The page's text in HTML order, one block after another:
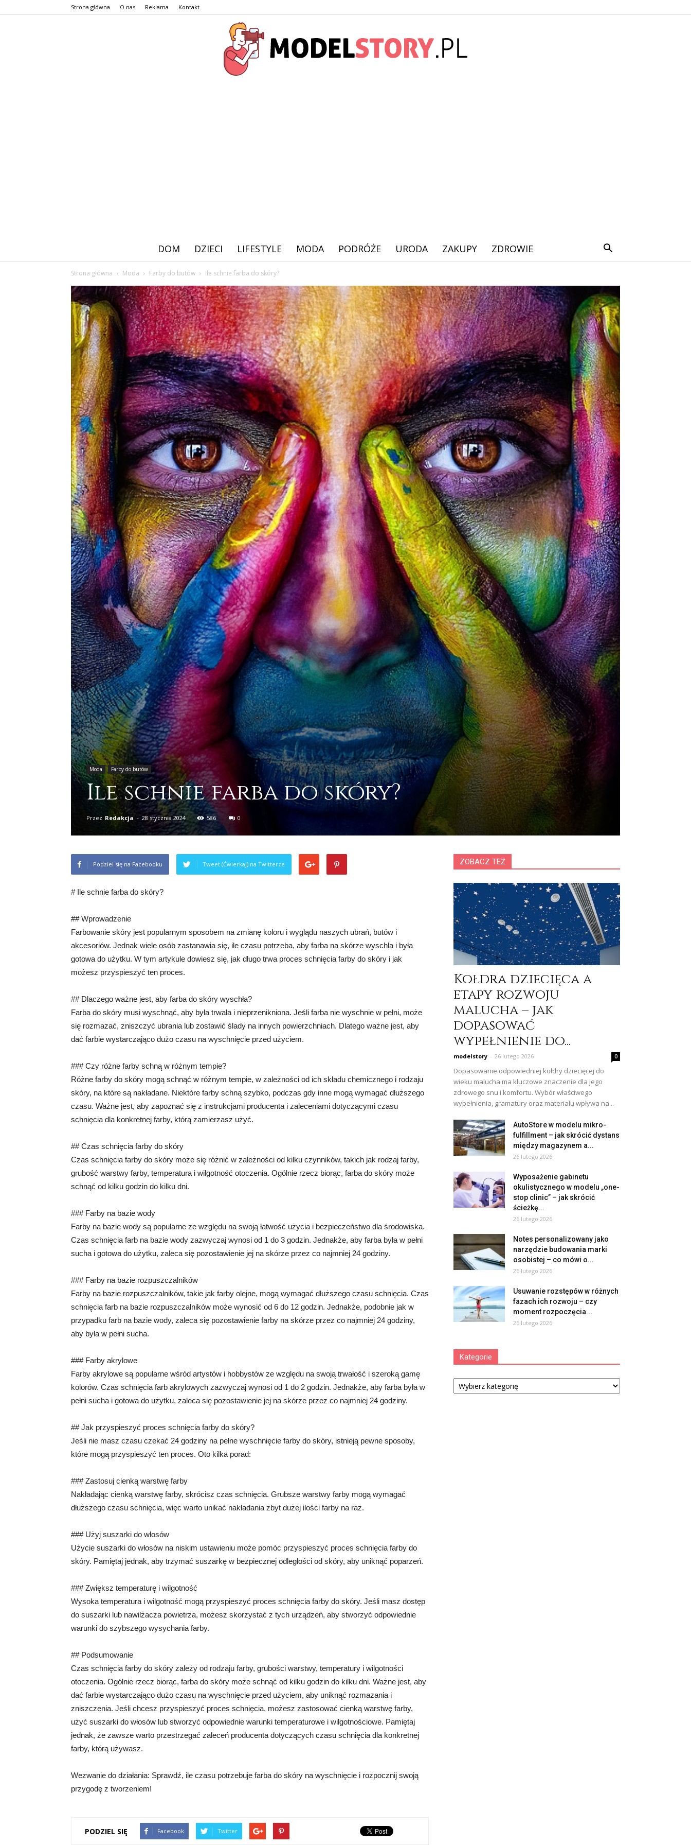
Strona główna O nas Reklama Kontakt
DOM DZIECI LIFESTYLE MODA PODRÓŻE URODA ZAKUPY ZDROWIE
Strona główna Moda Farby do butów Ile schnie farba do skóry?
Moda Farby do butów
Ile schnie farba do skóry?
Przez Redakcja - 28 stycznia 2024 586 0
Podziel się na Facebooku Tweet (Ćwierkaj) na Twitterze
# Ile schnie farba do skóry?
## Wprowadzenie
Farbowanie skóry jest popularnym sposobem na zmianę koloru i wyglądu naszych ubrań, butów i
akcesoriów. Jednak wiele osób zastanawia się, ile czasu potrzeba, aby farba na skórze wyschła i była
gotowa do użytku. W tym artykule dowiesz się, jak długo trwa proces schnięcia farby do skóry i jak
możesz przyspieszyć ten proces.
## Dlaczego ważne jest, aby farba do skóry wyschła?
Farba do skóry musi wyschnąć, aby była trwała i nieprzenikniona. Jeśli farba nie wyschnie w pełni, może
się rozmazać, zniszczyć ubrania lub zostawić ślady na innych powierzchniach. Dlatego ważne jest, aby
dać farbie wystarczająco dużo czasu na wyschnięcie przed użyciem.
### Czy różne farby schną w różnym tempie?
Różne farby do skóry mogą schnąć w różnym tempie, w zależności od ich składu chemicznego i rodzaju
skóry, na które są nakładane. Niektóre farby schną szybko, podczas gdy inne mogą wymagać dłuższego
czasu. Ważne jest, aby zapoznać się z instrukcjami producenta i zaleceniami dotyczącymi czasu
schnięcia dla konkretnej farby, którą zamierzasz użyć.
## Czas schnięcia farby do skóry
Czas schnięcia farby do skóry może się różnić w zależności od kilku czynników, takich jak rodzaj farby,
grubość warstwy farby, temperatura i wilgotność otoczenia. Ogólnie rzecz biorąc, farba do skóry może
schnąć od kilku godzin do kilku dni.
### Farby na bazie wody
Farby na bazie wody są popularne ze względu na swoją łatwość użycia i bezpieczeństwo dla środowiska.
Czas schnięcia farb na bazie wody zazwyczaj wynosi od 1 do 3 godzin. Jednakże, aby farba była w pełni
sucha i gotowa do użytku, zaleca się pozostawienie jej na skórze przez co najmniej 24 godziny.
### Farby na bazie rozpuszczalników
Farby na bazie rozpuszczalników, takie jak farby olejne, mogą wymagać dłuższego czasu schnięcia. Czas
schnięcia farb na bazie rozpuszczalników może wynosić od 6 do 12 godzin. Jednakże, podobnie jak w
przypadku farb na bazie wody, zaleca się pozostawienie farby na skórze przez co najmniej 24 godziny,
aby była w pełni sucha.
### Farby akrylowe
Farby akrylowe są popularne wśród artystów i hobbystów ze względu na swoją trwałość i szeroką gamę
kolorów. Czas schnięcia farb akrylowych zazwyczaj wynosi od 1 do 2 godzin. Jednakże, aby farba była w
pełni sucha i gotowa do użytku, zaleca się pozostawienie jej na skórze przez co najmniej 24 godziny.
## Jak przyspieszyć proces schnięcia farby do skóry?
Jeśli nie masz czasu czekać 24 godziny na pełne wyschnięcie farby do skóry, istnieją pewne sposoby,
które mogą przyspieszyć ten proces. Oto kilka porad:
### Zastosuj cienką warstwę farby
Nakładając cienką warstwę farby, skrócisz czas schnięcia. Grubsze warstwy farby mogą wymagać
dłuższego czasu schnięcia, więc warto unikać nakładania zbyt dużej ilości farby na raz.
### Użyj suszarki do włosów
Użycie suszarki do włosów na niskim ustawieniu może pomóc przyspieszyć proces schnięcia farby do
skóry. Pamiętaj jednak, aby trzymać suszarkę w bezpiecznej odległości od skóry, aby uniknąć poparzeń.
### Zwiększ temperaturę i wilgotność
Wysoka temperatura i wilgotność mogą przyspieszyć proces schnięcia farby do skóry. Jeśli masz dostęp
do suszarki lub nawilżacza powietrza, możesz skorzystać z tych urządzeń, aby stworzyć odpowiednie
warunki do szybszego wysychania farby.
## Podsumowanie
Czas schnięcia farby do skóry zależy od rodzaju farby, grubości warstwy, temperatury i wilgotności
otoczenia. Ogólnie rzecz biorąc, farba do skóry może schnąć od kilku godzin do kilku dni. Ważne jest, aby
dać farbie wystarczająco dużo czasu na wyschnięcie przed użyciem, aby uniknąć rozmazania i
zniszczenia. Jeśli chcesz przyspieszyć proces schnięcia, możesz zastosować cienką warstwę farby,
użyć suszarki do włosów lub stworzyć odpowiednie warunki temperaturowe i wilgotnościowe. Pamiętaj
jednak, że zawsze warto przestrzegać zaleceń producenta dotyczących czasu schnięcia dla konkretnej
farby, którą używasz.
Wezwanie do działania: Sprawdź, ile czasu potrzebuje farba do skóry na wyschnięcie i rozpocznij swoją
przygodę z tworzeniem!
PODZIEL SIĘ Facebook Twitter
ZOBACZ TEŻ
Kołdra dziecięca a
etapy rozwoju
malucha – jak
dopasować
wypełnienie do...
modelstory - 26 lutego 2026 0
Dopasowanie odpowiedniej kołdry dziecięcej do
wieku malucha ma kluczowe znaczenie dla jego
zdrowego snu i komfortu. Wybór właściwego
wypełnienia, gramatury oraz materiału wpływa na...
AutoStore w modelu mikro-
fulfillment – jak skrócić dystans
między magazynem a...
26 lutego 2026
Wyposażenie gabinetu
okulistycznego w modelu „one-
stop clinic” – jak skrócić
ścieżkę...
26 lutego 2026
Notes personalizowany jako
narzędzie budowania marki
osobistej – co mówi o...
26 lutego 2026
Usuwanie rozstępów w różnych
fazach ich rozwoju – czy
moment rozpoczęcia...
26 lutego 2026
Kategorie
Kategorie